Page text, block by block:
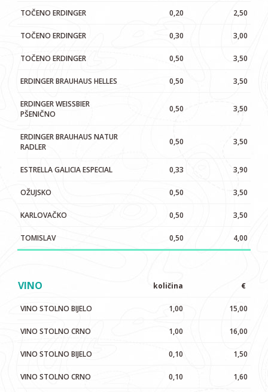
TOČENO ERDINGER 0,20 2,50
TOČENO ERDINGER 0,30 3,00
TOČENO ERDINGER 0,50 3,50
ERDINGER BRAUHAUS HELLES 0,50 3,50
ERDINGER WEISSBIER
PŠENIČNO
0,50 3,50
ERDINGER BRAUHAUS NATUR
RADLER
0,50 3,50
ESTRELLA GALICIA ESPECIAL 0,33 3,90
OŽUJSKO 0,50 3,50
KARLOVAČKO 0,50 3,50
TOMISLAV 0,50 4,00
VINO količina €
VINO STOLNO BIJELO 1,00 15,00
VINO STOLNO CRNO 1,00 16,00
VINO STOLNO BIJELO 0,10 1,50
VINO STOLNO CRNO 0,10 1,60